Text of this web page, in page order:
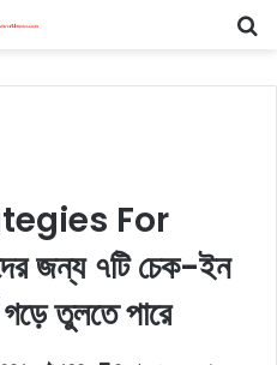
For
জন্য ৭টি চেক-ইন
তুলতে পারে